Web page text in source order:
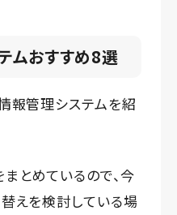
ムおすすめ8選
報管理システムを紹
とめているので、今
えを検討している場